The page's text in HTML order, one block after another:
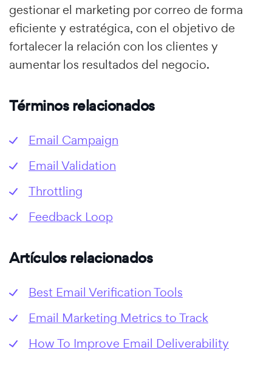
gestionar el marketing por correo de forma
eficiente y estratégica, con el objetivo de
fortalecer la relación con los clientes y
aumentar los resultados del negocio.
Términos relacionados
Email Campaign
Email Validation
Throttling
Feedback Loop
Artículos relacionados
Best Email Verification Tools
Email Marketing Metrics to Track
How To Improve Email Deliverability